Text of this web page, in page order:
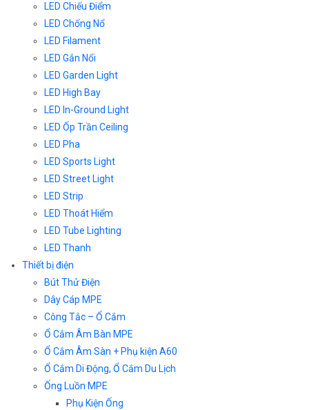
LED Chiếu Điểm
LED Chống Nổ
LED Filament
LED Gắn Nổi
LED Garden Light
LED High Bay
LED In-Ground Light
LED Ốp Trần Ceiling
LED Pha
LED Sports Light
LED Street Light
LED Strip
LED Thoát Hiểm
LED Tube Lighting
LED Thanh
Thiết bị điện
Bút Thử Điện
Dây Cáp MPE
Công Tắc – Ổ Cắm
Ổ Cắm Âm Bàn MPE
Ổ Cắm Âm Sàn + Phụ kiện A60
Ổ Cắm Di Động, Ổ Cắm Du Lịch
Ống Luồn MPE
Phụ Kiện Ống